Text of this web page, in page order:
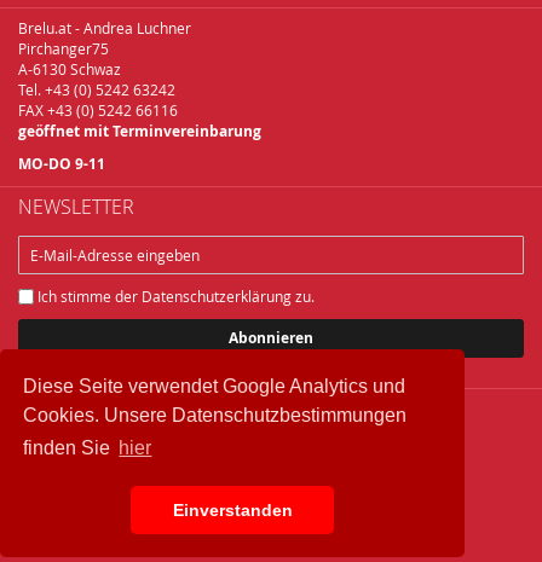
Diese Seite verwendet Google Analytics und
Cookies. Unsere Datenschutzbestimmungen
finden Sie hier
Einverstanden
Brelu.at - Andrea Luchner
Pirchanger75
A-6130 Schwaz
Tel. +43 (0) 5242 63242
FAX +43 (0) 5242 66116
geöffnet mit Terminvereinbarung
MO-DO 9-11
NEWSLETTER
Ich stimme der Datenschutzerklärungzu.
Abonnieren
Copyright © 2018 Brelu.at Brennereifachbedarf
Datenschutz
IMPRESSUM
AGB